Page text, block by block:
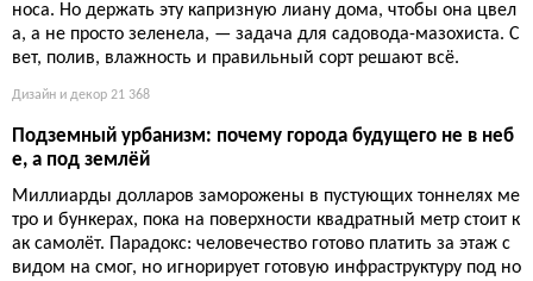
носа. Но держать эту капризную лиану дома, чтобы она цвел
а, а не просто зеленела, — задача для садовода-мазохиста. С
вет, полив, влажность и правильный сорт решают всё.
Дизайн и декор 21 368
Подземный урбанизм: почему города будущего не в неб
е, а под землёй
Миллиарды долларов заморожены в пустующих тоннелях ме
тро и бункерах, пока на поверхности квадратный метр стоит к
ак самолёт. Парадокс: человечество готово платить за этаж с
видом на смог, но игнорирует готовую инфраструктуру под но